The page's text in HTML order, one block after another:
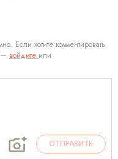
Если хотите комментировать
— войдите или
ОТПРАВИТЬ